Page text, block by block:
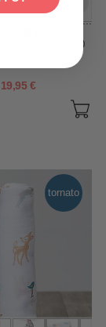
...
120 x 120
di cotone
19,95 €
tornato